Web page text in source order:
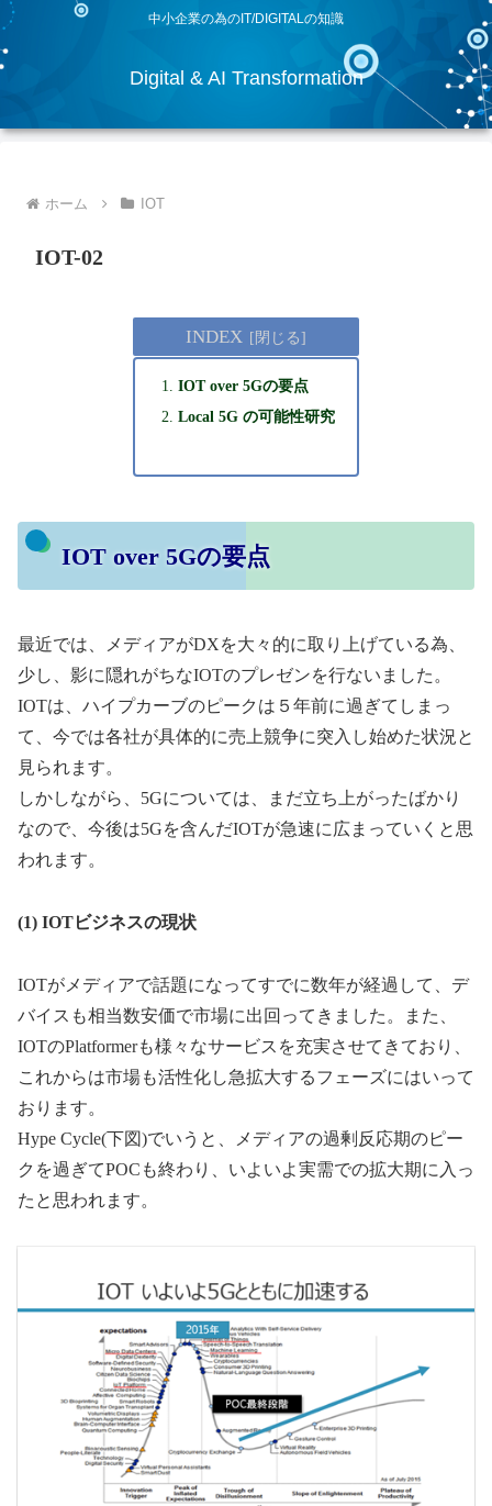
中小企業の為のIT/DIGITALの知識
Digital & AI Transformation
ホーム IOT
IOT-02
INDEX
IOT over 5Gの要点
Local 5G の可能性研究
IOT over 5Gの要点
最近では、メディアがDXを大々的に取り上げている為、
少し、影に隠れがちなIOTのプレゼンを行ないました。
IOTは、ハイプカーブのピークは５年前に過ぎてしまっ
て、今では各社が具体的に売上競争に突入し始めた状況と
見られます。
しかしながら、5Gについては、まだ立ち上がったばかり
なので、今後は5Gを含んだIOTが急速に広まっていくと思
われます。
(1) IOTビジネスの現状
IOTがメディアで話題になってすでに数年が経過して、デ
バイスも相当数安価で市場に出回ってきました。また、
IOTのPlatformerも様々なサービスを充実させてきており、
これからは市場も活性化し急拡大するフェーズにはいって
おります。
Hype Cycle(下図)でいうと、メディアの過剰反応期のピー
クを過ぎてPOCも終わり、いよいよ実需での拡大期に入っ
たと思われます。